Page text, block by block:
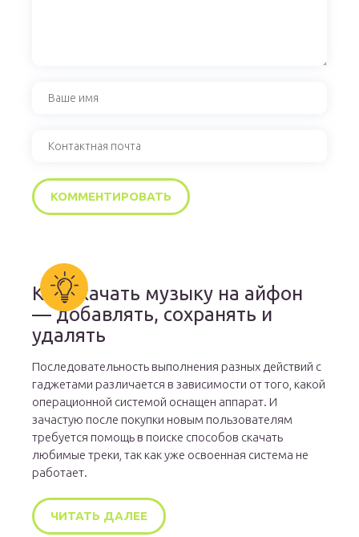
Как скачать музыку на айфон
— добавлять, сохранять и
удалять
Последовательность выполнения разных действий с
гаджетами различается в зависимости от того, какой
операционной системой оснащен аппарат. И
зачастую после покупки новым пользователям
требуется помощь в поиске способов скачать
любимые треки, так как уже освоенная система не
работает.
ЧИТАТЬ ДАЛЕЕ